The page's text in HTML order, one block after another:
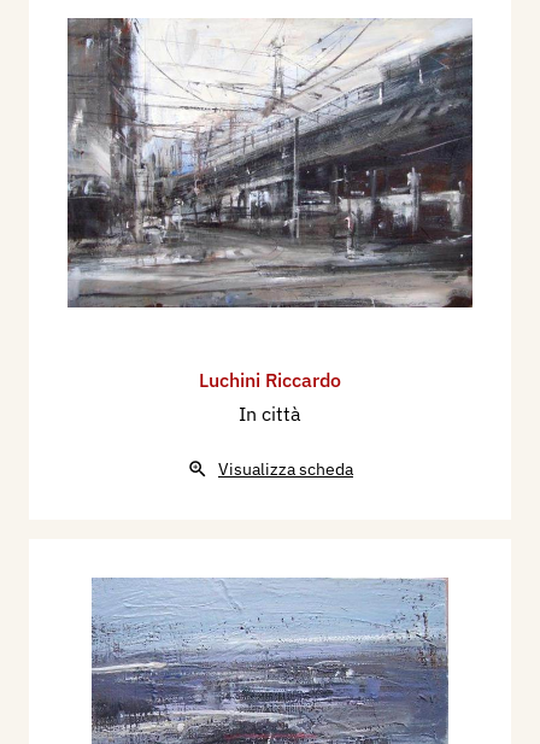
Luchini Riccardo
In città
Visualizza scheda